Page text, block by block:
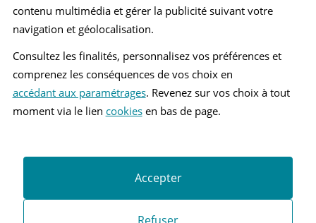
Vous recherchez une
assurance automobile ?
Obtenez vos devis MAAF
contenu multimédia et gérer la publicité suivant votre
navigation et géolocalisation.
Consultez les finalités, personnalisez vos préférences et
comprenez les conséquences de vos choix en
accédant aux paramétrages. Revenez sur vos choix à tout
moment via le lien cookiesen bas de page.
Accepter